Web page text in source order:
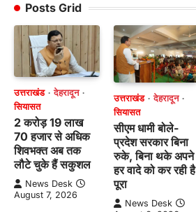
Posts Grid
उत्तराखंड
देहरादून
सियासत
2 करोड़ 19 लाख
70 हजार से अधिक
शिवभक्त अब तक
लौटे चुके हैं सकुशल
News Desk
August 7, 2026
उत्तराखंड
देहरादून
सियासत
सीएम धामी बोले-
प्रदेश सरकार बिना
रुके, बिना थके अपने
हर वादे को कर रही है
पूरा
News Desk